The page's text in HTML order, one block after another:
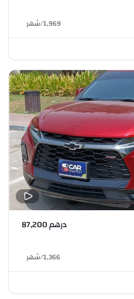
1,969
/شهر
درهم 87,200
1,366
/شهر